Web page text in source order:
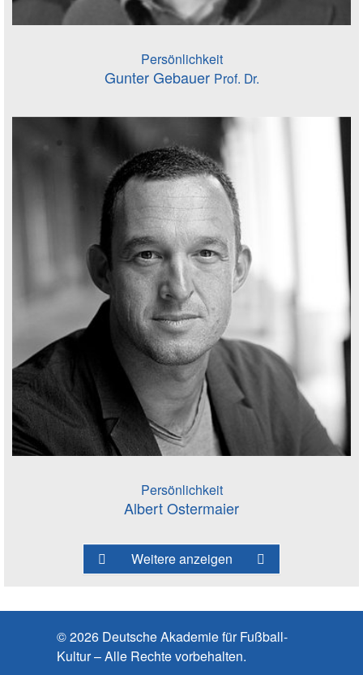
Persönlichkeit
Gunter Gebauer Prof. Dr.
Persönlichkeit
Albert Ostermaier
Weitere anzeigen
© 2026 Deutsche Akademie für Fußball-
Kultur – Alle Rechte vorbehalten.